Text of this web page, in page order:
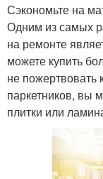
Сэкономьте на
Одним из самых
на ремонте
можете купить
не пожертвовать
паркетников, вы
плитки или